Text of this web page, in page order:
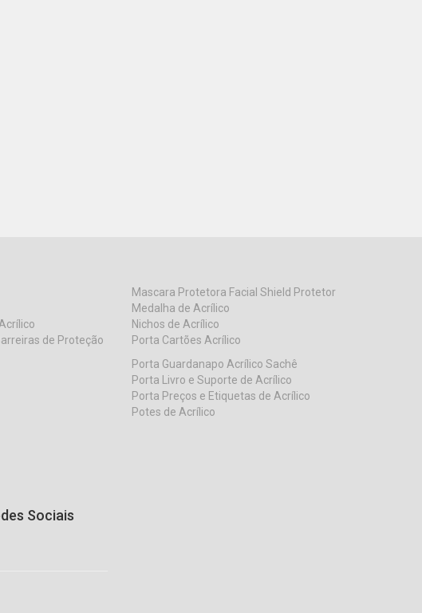
de Proteção
Mascara Protetora Facial Shield Protetor
Medalha de Acrílico
Nichos de Acrílico
Porta Cartões Acrílico
Porta Guardanapo Acrílico Sachê
Porta Livro e Suporte de Acrílico
Porta Preços e Etiquetas de Acrílico
Potes de Acrílico
Sociais